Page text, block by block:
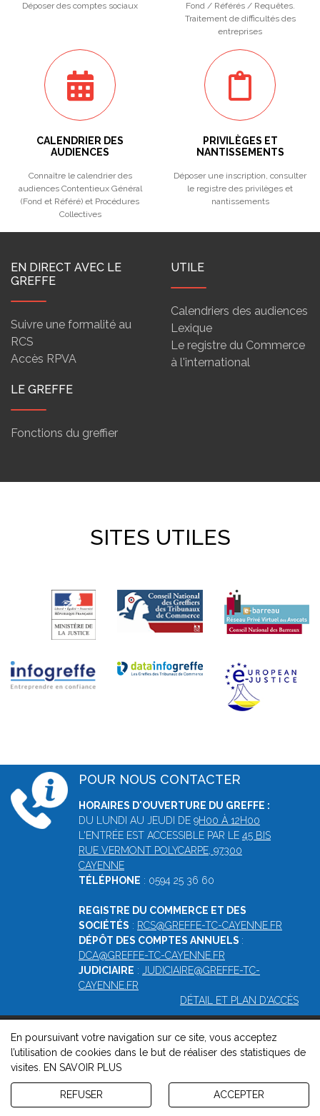
Déposer des comptes sociaux
Fond / Référés / Requêtes.
Traitement de difficultés des
entreprises
CALENDRIER DES
AUDIENCES
Connaître le calendrier des
audiences Contentieux Général
(Fond et Référé) et Procédures
Collectives
PRIVILÈGES ET
NANTISSEMENTS
Déposer une inscription, consulter
le registre des privilèges et
nantissements
EN DIRECT AVEC LE
GREFFE
Suivre une formalité au
RCS
Accès RPVA
UTILE
Calendriers des audiences
Lexique
Le registre du Commerce
à l'international
LE GREFFE
Fonctions du greffier
SITES UTILES
POUR NOUS CONTACTER
HORAIRES D'OUVERTURE DU GREFFE :
DU LUNDI AU JEUDI DE 9H00 À 12H00
L'ENTRÉE EST ACCESSIBLE PAR LE 45 BIS
RUE VERMONT POLYCARPE, 97300
CAYENNE
TÉLÉPHONE : 0594 25 36 60
REGISTRE DU COMMERCE ET DES
SOCIÉTÉS : RCS@GREFFE-TC-CAYENNE.FR
DÉPÔT DES COMPTES ANNUELS :
DCA@GREFFE-TC-CAYENNE.FR
JUDICIAIRE : JUDICIAIRE@GREFFE-TC-
CAYENNE.FR
DÉTAIL ET PLAN D'ACCÈS
© 2026, Greffe du tribunal mixte de commerce de Cayenne -
Mentions légales-Contact -Gestion des cookies-Politique de
confidentialité et de cookies
Version : 1.8.1
En poursuivant votre navigation sur ce site, vous acceptez
l’utilisation de cookies dans le but de réaliser des statistiques de
visites.
EN SAVOIR PLUS
REFUSER ACCEPTER